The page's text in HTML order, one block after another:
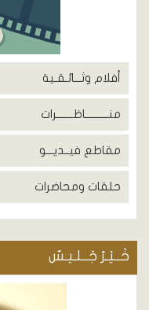
أفلام وثـــائـقـية
منــــــــــاظـــــــرات
مقاطع فيــديـــو
حلقات ومحاضرات
خَــيْـرُ جَــلـيـسٌ